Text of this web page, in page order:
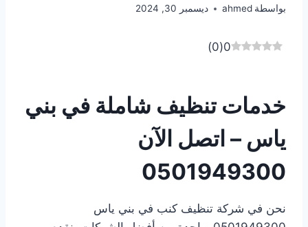
بواسطة ahmed ديسمبر 30, 2024
0
(
0
)
خدمات تنظيف شاملة في بني
ياس – اتصل الآن
0501949300
نحن في شركة تنظيف كنب في بني ياس